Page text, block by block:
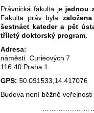
Právnická fakulta je jednou
Fakulta práv byla
šestnáct kateder a pět
tříletý doktorský program.
Adresa:
náměstí Curieových 7
116 40 Praha 1
GPS: 50.091533,14.417076
Budova není běžně